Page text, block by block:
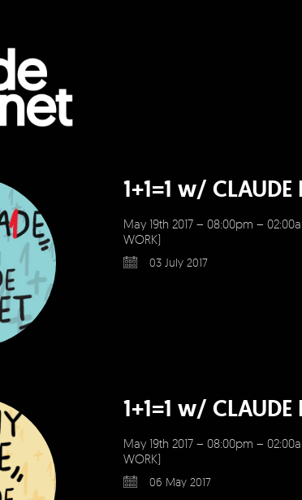
1+1=1 w/
May 19th 2017 – 08:00pm –
WORK)
03 July 2017
1+1=1 w/
May 19th 2017 – 08:00pm –
WORK)
06 May 2017